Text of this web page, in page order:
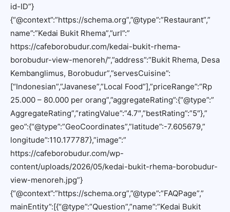
id-ID”}
{“@context”:”https://schema.org”,”@type”:”Restaurant”,”
name”:”Kedai Bukit Rhema”,”url”:”
https://cafeborobudur.com/kedai-bukit-rhema-
borobudur-view-menoreh/”,”address”:”Bukit Rhema, Desa
Kembanglimus, Borobudur”,”servesCuisine”:
[“Indonesian”,”Javanese”,”Local Food”],”priceRange”:”Rp
25.000 – 80.000 per orang”,”aggregateRating”:{“@type”:”
AggregateRating”,”ratingValue”:”4.7″,”bestRating”:”5″},”
geo”:{“@type”:”GeoCoordinates”,”latitude”:-7.605679,”
longitude”:110.177787},”image”:”
https://cafeborobudur.com/wp-
content/uploads/2026/05/kedai-bukit-rhema-borobudur-
view-menoreh.jpg”}
{“@context”:”https://schema.org”,”@type”:”FAQPage”,”
mainEntity”:[{“@type”:”Question”,”name”:”Kedai Bukit